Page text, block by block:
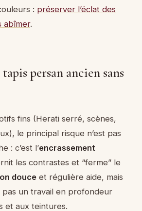
: préserver l’éclat des
abîmer.
persan ancien sans
fins (Herati serré, scènes,
le principal risque n’est pas
: c’est l’encrassement
les contrastes et “ferme” le
douce et régulière aide, mais
un travail en profondeur
et aux teintures.